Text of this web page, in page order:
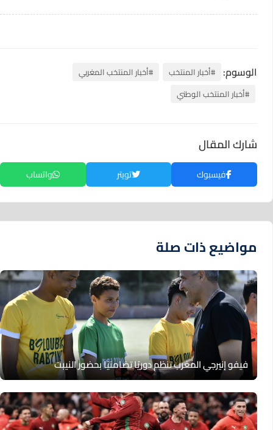
الوسوم: #أخبار المنتخب
#أخبار المنتخب المغربي
#أخبار المنتخب الوطني
شارك المقال
فيسبوك تويتر واتساب
مواضيع ذات صلة
فيفو إنيرجي المغرب تنظم دوريًا تضامنيًا بحضور النيبت